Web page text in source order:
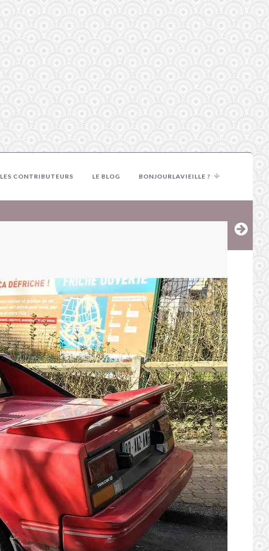
LES CONTRIBUTEURS LE BLOG BONJOURLAVIEILLE ?